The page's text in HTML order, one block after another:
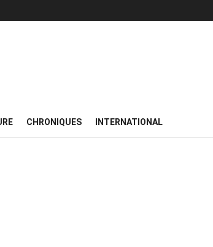
CHRONIQUES INTERNATIONAL